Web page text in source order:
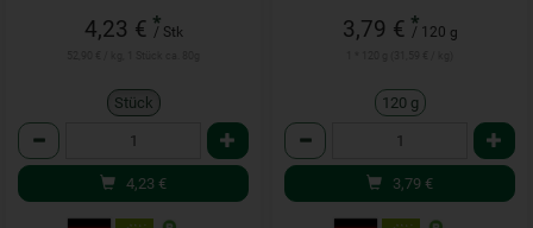
4,23 € *
/ Stk
Stück
Anzahl
4,23 €
3,79 € *
/ 120 g
120 g
Anzahl
3,79 €